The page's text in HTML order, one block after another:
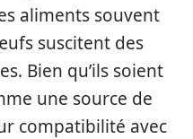
aliments souvent
suscitent des
Bien qu’ils soient
une source de
compatibilité avec